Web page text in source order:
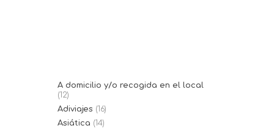
A domicilio y/o recogida en el local
(12)
Adiviajes (16)
Asiática (14)